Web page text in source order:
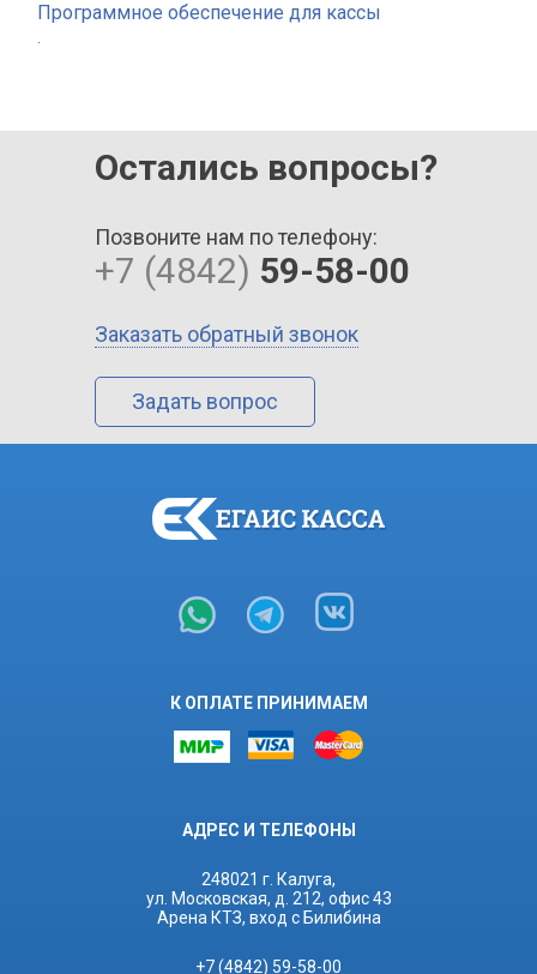
Программное обеспечение для кассы
.
Остались вопросы?
Позвоните нам по телефону:
+7 (4842) 59-58-00
Заказать обратный звонок
Задать вопрос
К ОПЛАТЕ ПРИНИМАЕМ
АДРЕС И ТЕЛЕФОНЫ
248021 г. Калуга,
ул. Московская, д. 212, офис 43
Арена КТЗ, вход с Билибина
+7 (4842) 59-58-00